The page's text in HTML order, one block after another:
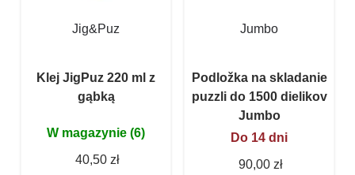
Jig&Puz
Klej JigPuz 220 ml z
gąbką
W magazynie (6)
40,50 zł
Jumbo
Podložka na skladanie
puzzli do 1500 dielikov
Jumbo
Do 14 dni
90,00 zł